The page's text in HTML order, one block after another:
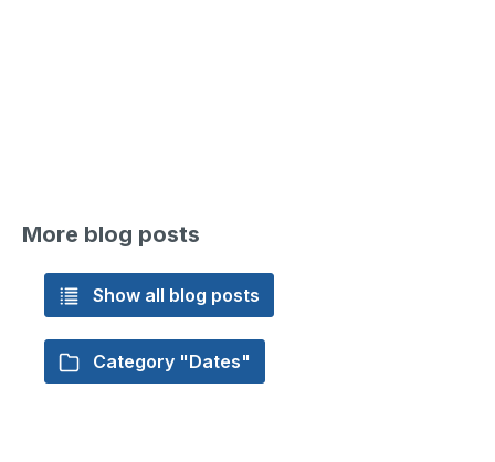
More blog posts
Show all blog posts
Category "Dates"